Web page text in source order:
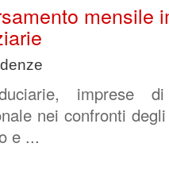
mensile
imprese
nei confronti
e ...